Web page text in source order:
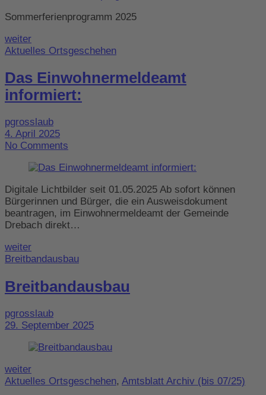
Sommerferienprogramm 2025
weiter
Aktuelles Ortsgeschehen
Das Einwohnermeldeamt
informiert:
pgrosslaub
4. April 2025
No Comments
Digitale Lichtbilder seit 01.05.2025 Ab sofort können
Bürgerinnen und Bürger, die ein Ausweisdokument
beantragen, im Einwohnermeldeamt der Gemeinde
Drebach direkt…
weiter
Breitbandausbau
Breitbandausbau
pgrosslaub
29. September 2025
weiter
Aktuelles Ortsgeschehen, Amtsblatt Archiv (bis 07/25)